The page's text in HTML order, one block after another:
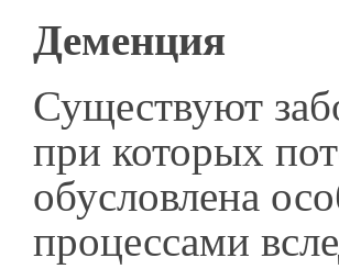
Деменция
Существуют
при которых
обусловлена
процессами